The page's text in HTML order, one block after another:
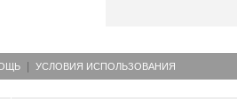
УСЛОВИЯ ИСПОЛЬЗОВАНИЯ